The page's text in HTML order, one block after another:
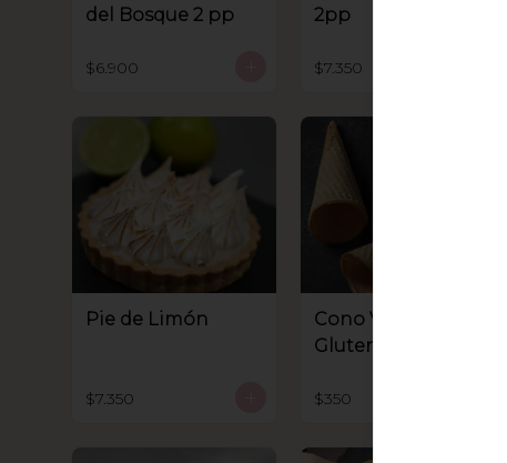
del Bosque 2 pp
$6.900
2pp
$7.350
Pie de Limón
$7.350
Cono Vegano con
Gluten y soya
$350